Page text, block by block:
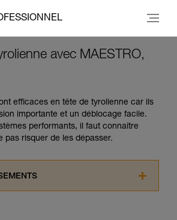
avec MAESTRO,
efficaces en tête de tyrolienne car ils
importante et un déblocage facile.
performants, il faut connaître
pas risquer de les dépasser.